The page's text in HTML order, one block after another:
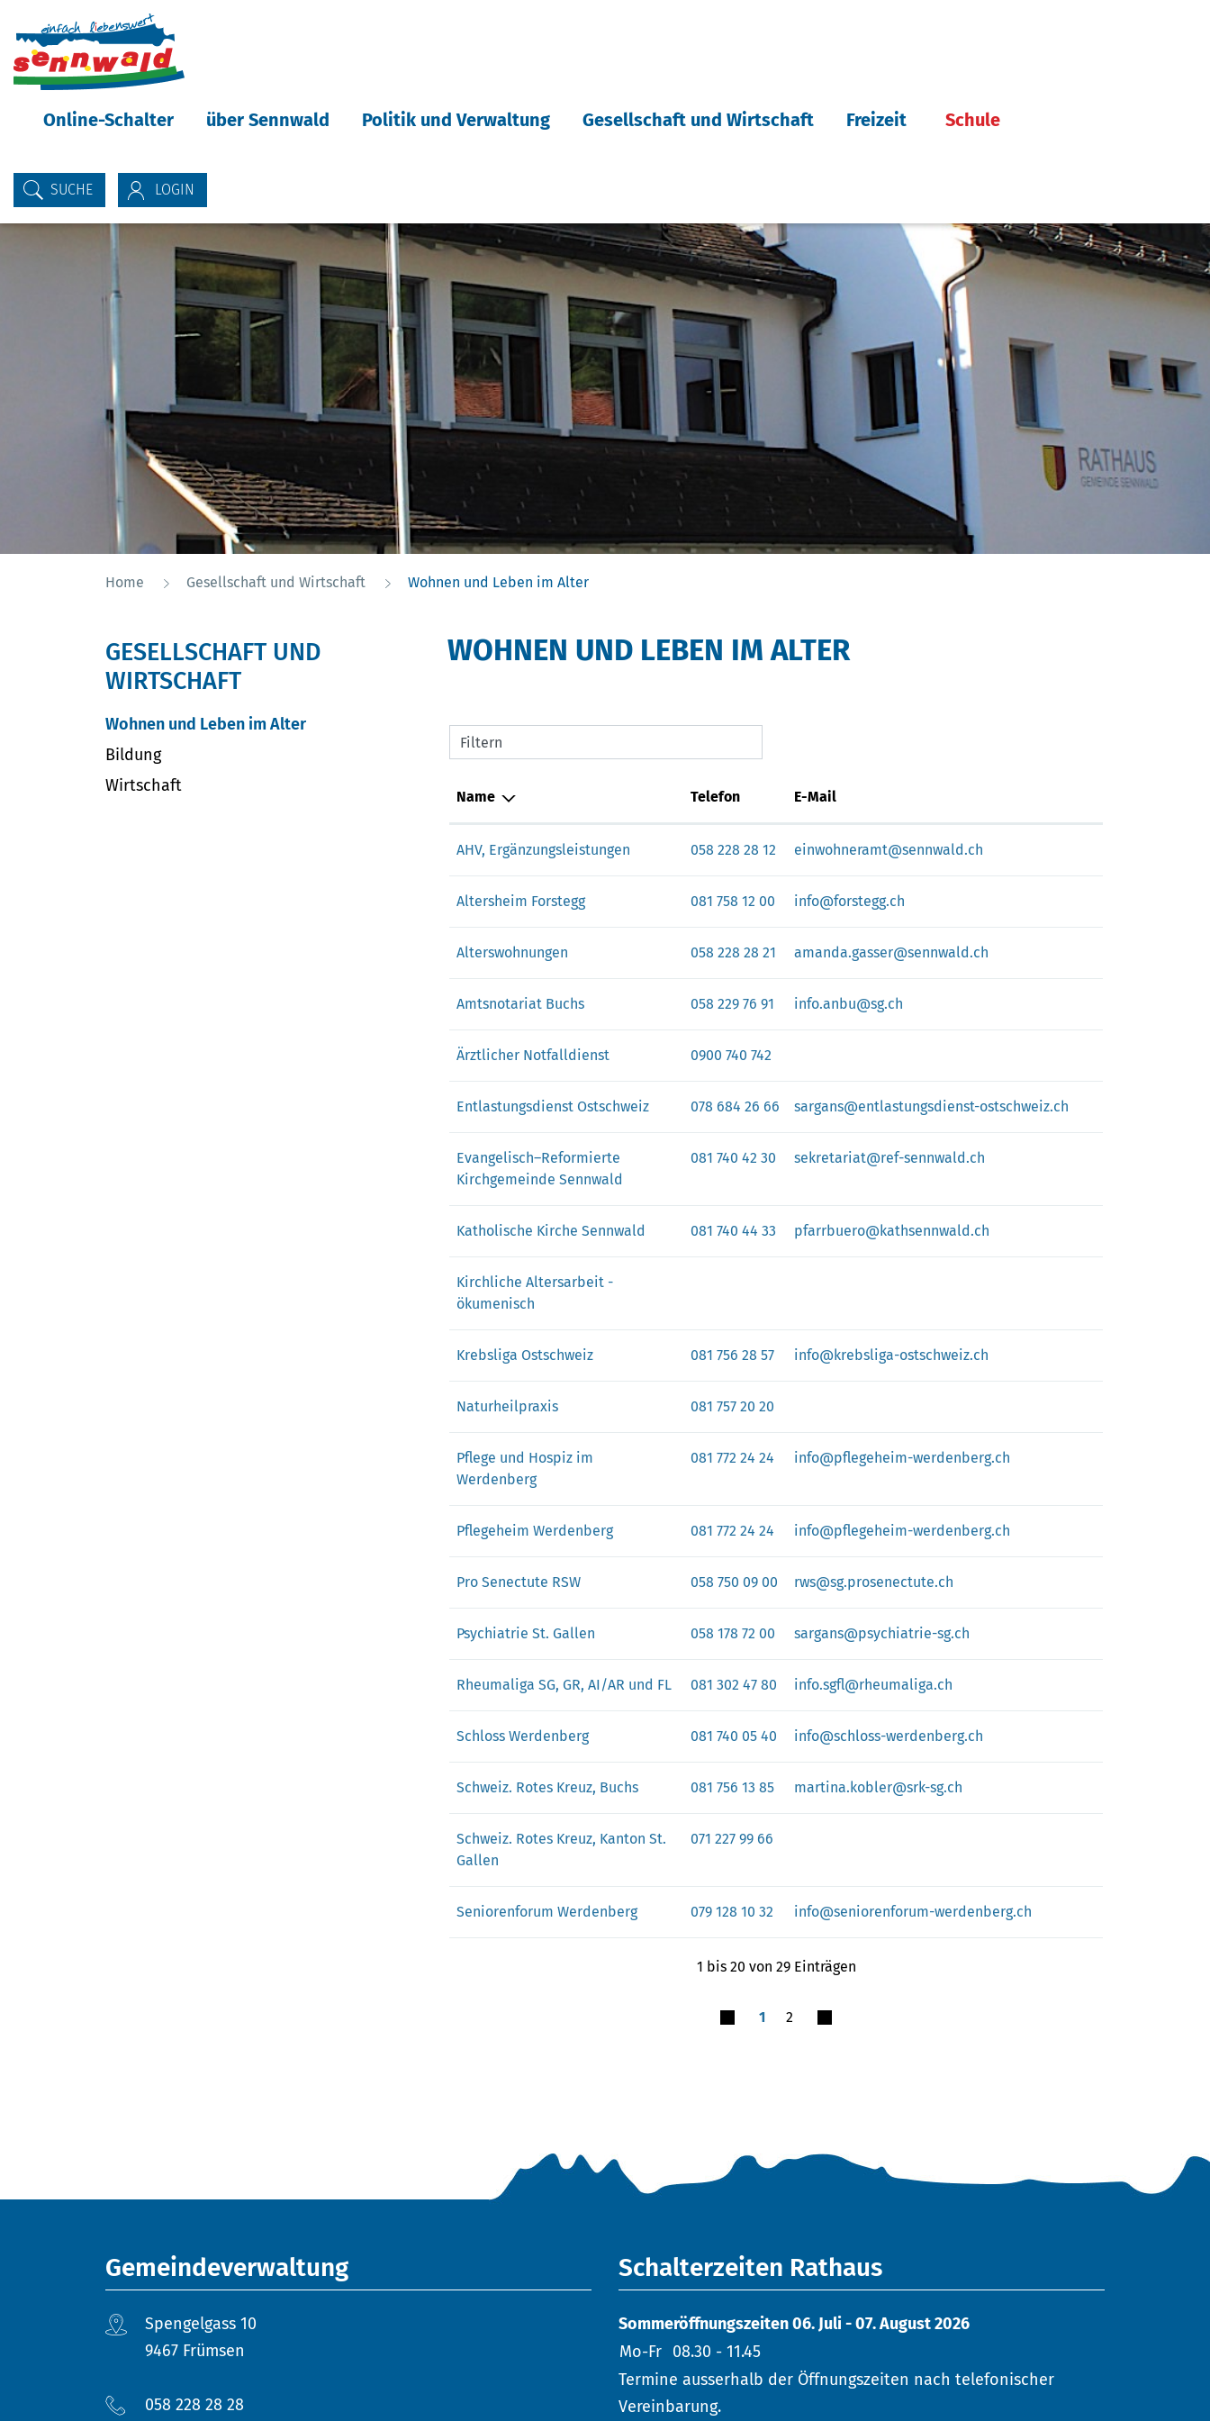
Kopfzeile
Online-Schalter über Sennwald Politik und Verwaltung Gesellschaft und Wirtschaft Freizeit Schule
SUCHE LOGIN
Inhalt
Home Gesellschaft und Wirtschaft Wohnen und Leben im Alter
GESELLSCHAFT UND
WIRTSCHAFT
Wohnen und Leben im Alter
Bildung
Wirtschaft
WOHNEN UND LEBEN IM ALTER
Filtern
Name Telefon E-Mail
AHV, Ergänzungsleistungen 058 228 28 12 einwohneramt@sennwald.ch
Altersheim Forstegg 081 758 12 00 info@forstegg.ch
Alterswohnungen 058 228 28 21 amanda.gasser@sennwald.ch
Amtsnotariat Buchs 058 229 76 91 info.anbu@sg.ch
Ärztlicher Notfalldienst 0900 740 742
Entlastungsdienst Ostschweiz 078 684 26 66 sargans@entlastungsdienst-ostschweiz.ch
Evangelisch–Reformierte
Kirchgemeinde Sennwald
081 740 42 30 sekretariat@ref-sennwald.ch
Katholische Kirche Sennwald 081 740 44 33 pfarrbuero@kathsennwald.ch
Kirchliche Altersarbeit -
ökumenisch
Krebsliga Ostschweiz 081 756 28 57 info@krebsliga-ostschweiz.ch
Naturheilpraxis 081 757 20 20
Pflege und Hospiz im
Werdenberg
081 772 24 24 info@pflegeheim-werdenberg.ch
Pflegeheim Werdenberg 081 772 24 24 info@pflegeheim-werdenberg.ch
Pro Senectute RSW 058 750 09 00 rws@sg.prosenectute.ch
Psychiatrie St. Gallen 058 178 72 00 sargans@psychiatrie-sg.ch
Rheumaliga SG, GR, AI/AR und FL 081 302 47 80 info.sgfl@rheumaliga.ch
Schloss Werdenberg 081 740 05 40 info@schloss-werdenberg.ch
Schweiz. Rotes Kreuz, Buchs 081 756 13 85 martina.kobler@srk-sg.ch
Schweiz. Rotes Kreuz, Kanton St.
Gallen
071 227 99 66
Seniorenforum Werdenberg 079 128 10 32 info@seniorenforum-werdenberg.ch
1 bis 20 von 29 Einträgen
1 2
Gemeindeverwaltung
Spengelgass 10
9467 Frümsen
058 228 28 28
Schalterzeiten Rathaus
Sommeröffnungszeiten 06. Juli - 07. August 2026
Mo-Fr 08.30 - 11.45
Termine ausserhalb der Öffnungszeiten nach telefonischer
Vereinbarung.